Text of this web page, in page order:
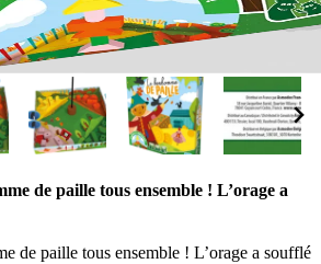
de paille tous ensemble ! L’orage a
de paille tous ensemble ! L’orage a soufflé